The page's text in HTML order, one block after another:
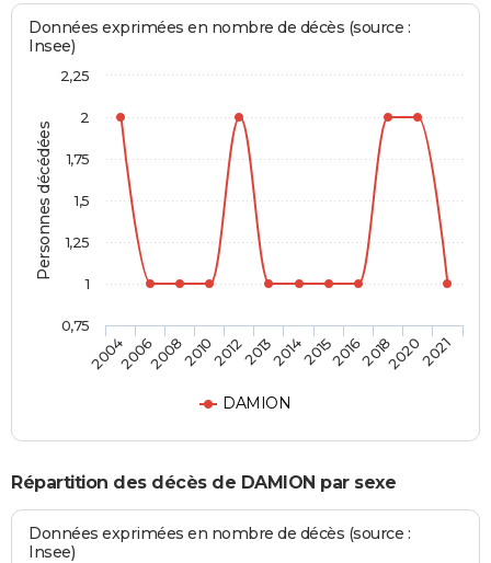
Personnes décédées
Données exprimées en nombre de décès (source :
Insee)
DAMION
200420062008201020122013201420152016201820202021
0,75
1
1,25
1,5
1,75
2
2,25
Répartition des décès de DAMION par sexe
Données exprimées en nombre de décès (source :
Insee)